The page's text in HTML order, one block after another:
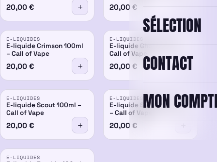
SÉLECTION
CONTACT
MON
20,00 € 20,00 €
E-LIQUIDES
E-liquide Crimson 100ml
– Call of Vape
20,00 €
E-LIQUIDES
E-liquide Ghost 100ml –
Call of Vape
20,00 €
E-LIQUIDES
E-liquide Scout 100ml –
Call of Vape
20,00 €
E-LIQUIDES
E-liquide Support 100ml
– Call of Vape
20,00 €
E-LIQUIDES